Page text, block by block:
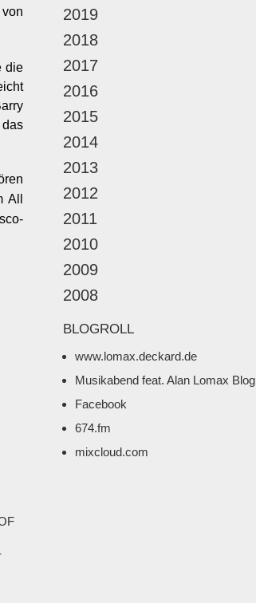
die
2019
2018
2017
2016
2015
2014
2013
2012
2011
2010
2009
2008
BLOGROLL
www.lomax.deckard.de
Musikabend feat. Alan Lomax Blog
Facebook
674.fm
mixcloud.com